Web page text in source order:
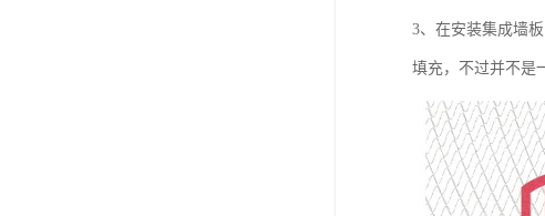
3、在安装集成墙
填充，不过并不是